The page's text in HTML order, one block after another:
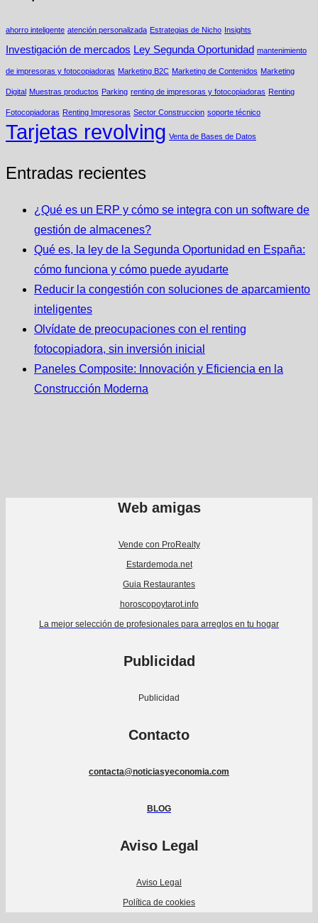
ahorro inteligente atención personalizada Estrategias de Nicho Insights
Investigación de mercados Ley Segunda Oportunidad mantenimiento
de impresoras y fotocopiadoras Marketing B2C Marketing de Contenidos Marketing
Digital Muestras productos Parking renting de impresoras y fotocopiadoras Renting
Fotocopiadoras Renting Impresoras Sector Construccion soporte técnico
Tarjetas revolving Venta de Bases de Datos
Entradas recientes
¿Qué es un ERP y cómo se integra con un software de
gestión de almacenes?
Qué es, la ley de la Segunda Oportunidad en España:
cómo funciona y cómo puede ayudarte
Reducir la congestión con soluciones de aparcamiento
inteligentes
Olvídate de preocupaciones con el renting
fotocopiadora, sin inversión inicial
Paneles Composite: Innovación y Eficiencia en la
Construcción Moderna
Web amigas
Vende con ProRealty
Estardemoda.net
Guia Restaurantes
horoscopoytarot.info
La mejor selección de profesionales para arreglos en tu hogar
Publicidad
Publicidad
Contacto
contacta@noticiasyeconomia.com
BLOG
Aviso Legal
Aviso Legal
Política de cookies